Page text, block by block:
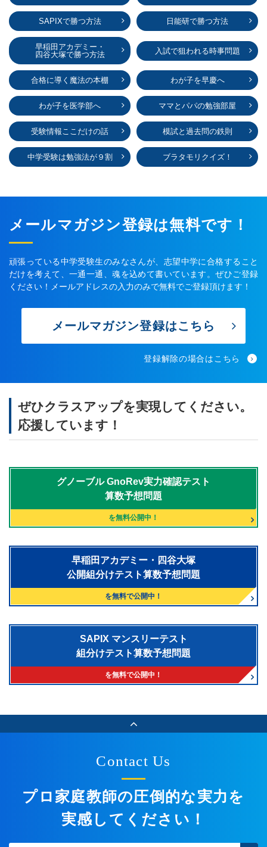
SAPIXで勝つ方法 日能研で勝つ方法
早稲田アカデミー・
四谷大塚で勝つ方法
入試で狙われる時事問題
合格に導く魔法の本棚 わが子を早慶へ
わが子を医学部へ ママとパパの勉強部屋
受験情報ここだけの話 模試と過去問の鉄則
中学受験は勉強法が９割 ブラタモリクイズ！
メールマガジン登録は無料です！
頑張っている中学受験生のみなさんが、志望中学に合格すること
だけを考えて、一通一通、魂を込めて書いています。ぜひご登録
ください！メールアドレスの入力のみで無料でご登録頂けます！
メールマガジン登録はこちら
登録解除の場合はこちら
ぜひクラスアップを実現してください。
応援しています！
グノーブルGnoRev実力確認テスト
算数予想問題
を無料公開中！
早稲田アカデミー・四谷大塚
公開組分けテスト算数予想問題
を無料で公開中！
SAPIX マンスリーテスト
組分けテスト算数予想問題
を無料で公開中！
Contact Us
プロ家庭教師の圧倒的な実力を
実感してください！